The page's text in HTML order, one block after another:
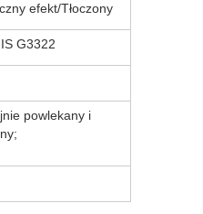
efekt/Tłoczony
G3322
powlekany i